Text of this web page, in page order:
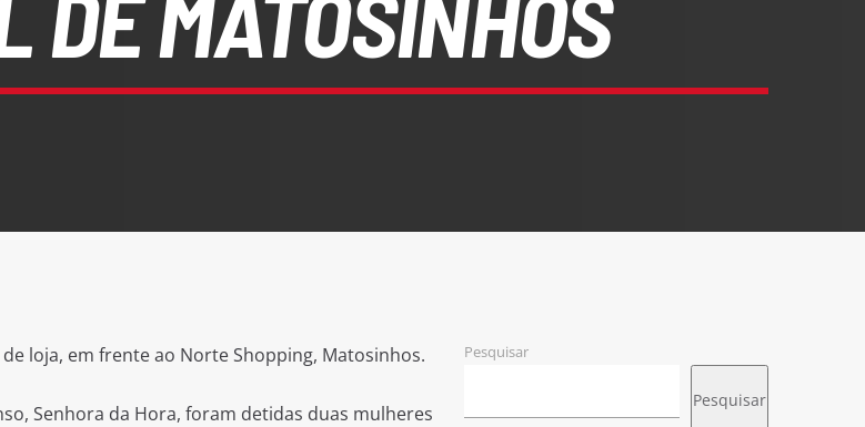
loja, em frente ao Norte Shopping, Matosinhos.
Senhora da Hora, foram detidas duas mulheres
Pesquisar
Pesquisar